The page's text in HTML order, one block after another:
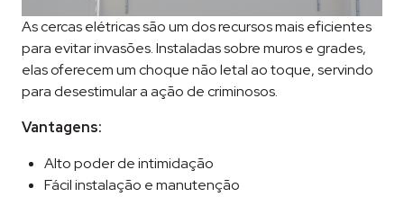
As cercas elétricas são um dos recursos mais eficientes
para evitar invasões. Instaladas sobre muros e grades,
elas oferecem um choque não letal ao toque, servindo
para desestimular a ação de criminosos.
Vantagens:
Alto poder de intimidação
Fácil instalação e manutenção